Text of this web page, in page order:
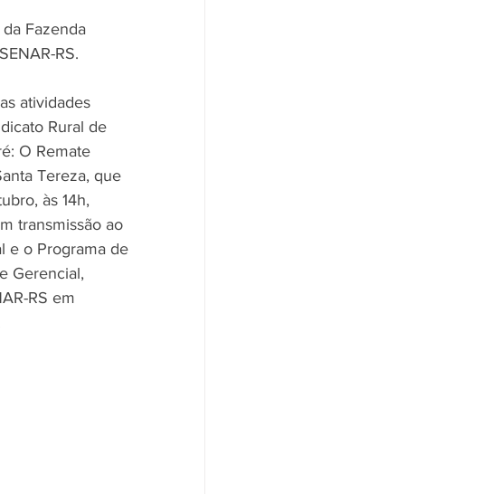
Fazenda
RS.
atividades
Rural de
O Remate
Tereza, que
às 14h,
transmissão ao
e o Programa de
Gerencial,
RS em